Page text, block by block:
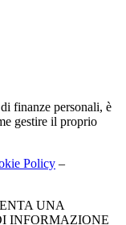
finanze personali, è
gestire il proprio
Policy –
UNA
INFORMAZIONE